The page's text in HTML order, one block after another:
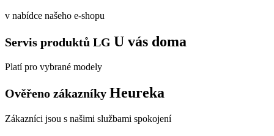
v nabídce našeho e-shopu
Servis produktů LG U vás doma
Platí pro vybrané modely
Ověřeno zákazníky Heureka
Zákazníci jsou s našimi službami spokojení